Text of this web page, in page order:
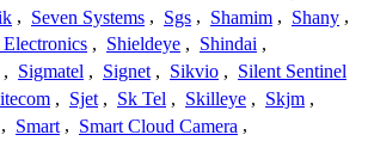
, Seven Systems , Sgs , Shamim , Shany ,
, Shieldeye , Shindai ,
, Sigmatel , Signet , Sikvio , Silent Sentinel
, Sjet , Sk Tel , Skilleye , Skjm ,
, Smart , Smart Cloud Camera ,